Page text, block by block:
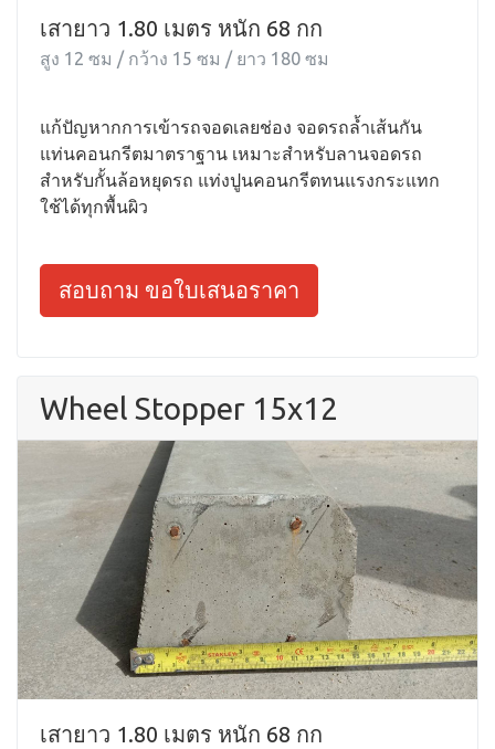
เสายาว 1.80 เมตร หนัก 68 กก
สูง 12 ซม / กว้าง 15 ซม / ยาว 180 ซม
แก้ปัญหากการเข้ารถจอดเลยช่อง จอดรถล้ำเส้นกัน
แท่นคอนกรีตมาตราฐาน เหมาะสำหรับลานจอดรถ
สำหรับกั้นล้อหยุดรถ แท่งปูนคอนกรีตทนแรงกระแทก
ใช้ได้ทุกพื้นผิว
สอบถาม ขอใบเสนอราคา
Wheel Stopper 15x12
เสายาว 1.80 เมตร หนัก 68 กก